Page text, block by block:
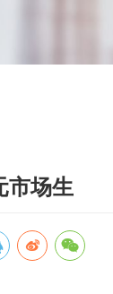
市场生